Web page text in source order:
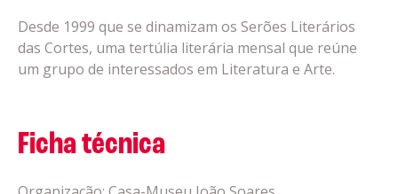
Desde 1999 que se dinamizam os Serões Literários
das Cortes, uma tertúlia literária mensal que reúne
um grupo de interessados em Literatura e Arte.
Ficha técnica